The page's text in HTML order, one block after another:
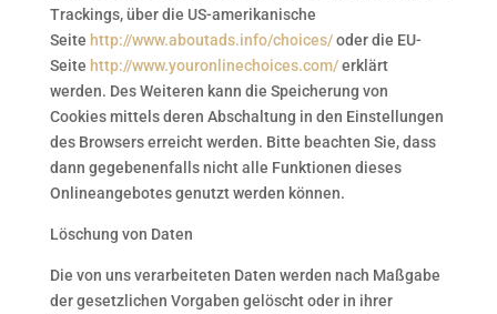
Trackings, über die US-amerikanische
Seite http://www.aboutads.info/choices/ oder die EU-
Seite http://www.youronlinechoices.com/ erklärt
werden. Des Weiteren kann die Speicherung von
Cookies mittels deren Abschaltung in den Einstellungen
des Browsers erreicht werden. Bitte beachten Sie, dass
dann gegebenenfalls nicht alle Funktionen dieses
Onlineangebotes genutzt werden können.
Löschung von Daten
Die von uns verarbeiteten Daten werden nach Maßgabe
der gesetzlichen Vorgaben gelöscht oder in ihrer